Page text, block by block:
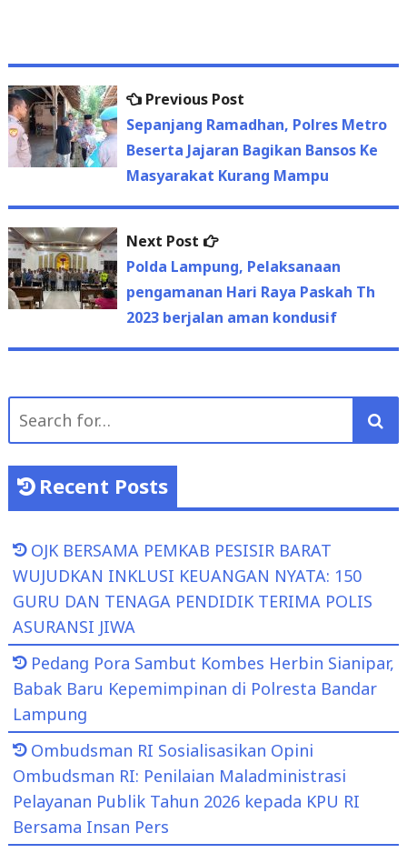
Post
navigation
Previous Post
post:
Sepanjang Ramadhan, Polres Metro
Beserta Jajaran Bagikan Bansos Ke
Masyarakat Kurang Mampu
Next Post
Next
post:
Polda Lampung, Pelaksanaan
pengamanan Hari Raya Paskah Th
2023 berjalan aman kondusif
Search
Recent Posts
OJK BERSAMA PEMKAB PESISIR BARAT
WUJUDKAN INKLUSI KEUANGAN NYATA: 150
GURU DAN TENAGA PENDIDIK TERIMA POLIS
ASURANSI JIWA
Pedang Pora Sambut Kombes Herbin Sianipar,
Babak Baru Kepemimpinan di Polresta Bandar
Lampung
Ombudsman RI Sosialisasikan Opini
Ombudsman RI: Penilaian Maladministrasi
Pelayanan Publik Tahun 2026 kepada KPU RI
Bersama Insan Pers